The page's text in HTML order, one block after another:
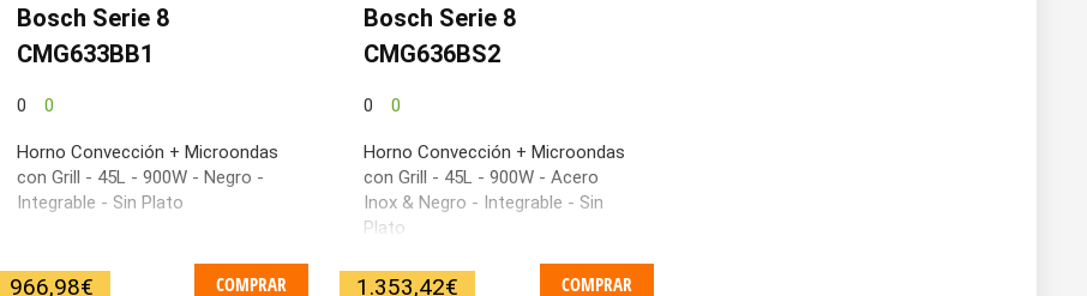
Bosch Serie 8
CMG633BB1
0 0
Horno Convección + Microondas
con Grill - 45L - 900W - Negro -
Integrable - Sin Plato
966,98€ COMPRAR
Bosch Serie 8
CMG636BS2
0 0
Horno Convección + Microondas
con Grill - 45L - 900W - Acero
Inox & Negro - Integrable - Sin
Plato
1.353,42€ COMPRAR